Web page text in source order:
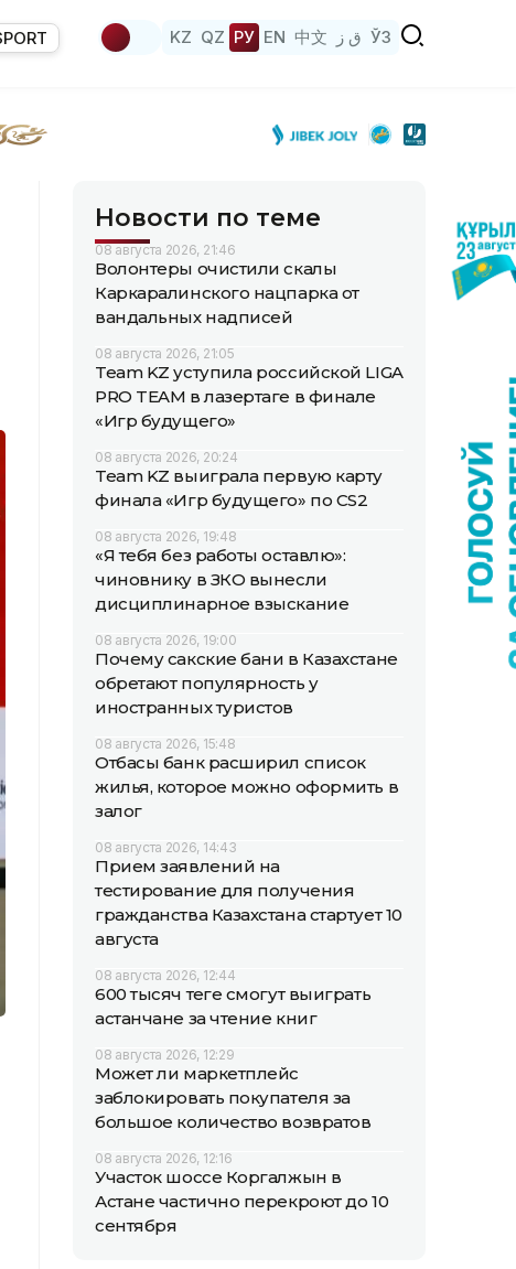
KZ QZ РУ EN 中文 ق ز ЎЗ
Новости по теме
08 августа 2026, 21:46
Волонтеры очистили скалы
Каркаралинского нацпарка от
вандальных надписей
08 августа 2026, 21:05
Team KZ уступила российской LIGA
PRO TEAM в лазертаге в финале
«Игр будущего»
08 августа 2026, 20:24
Team KZ выиграла первую карту
финала «Игр будущего» по CS2
08 августа 2026, 19:48
«Я тебя без работы оставлю»:
чиновнику в ЗКО вынесли
дисциплинарное взыскание
08 августа 2026, 19:00
Почему сакские бани в Казахстане
обретают популярность у
иностранных туристов
08 августа 2026, 15:48
Отбасы банк расширил список
жилья, которое можно оформить в
залог
08 августа 2026, 14:43
Прием заявлений на
тестирование для получения
гражданства Казахстана стартует 10
августа
08 августа 2026, 12:44
600 тысяч теңге смогут выиграть
астанчане за чтение книг
08 августа 2026, 12:29
Может ли маркетплейс
заблокировать покупателя за
большое количество возвратов
08 августа 2026, 12:16
Участок шоссе Коргалжын в
Астане частично перекроют до 10
сентября